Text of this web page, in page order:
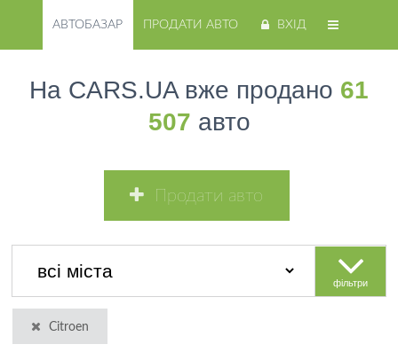
АВТОБАЗАР ПРОДАТИ АВТО ВХІД
На CARS.UA вже продано 61
507 авто
Продати авто
фільтри
Citroen